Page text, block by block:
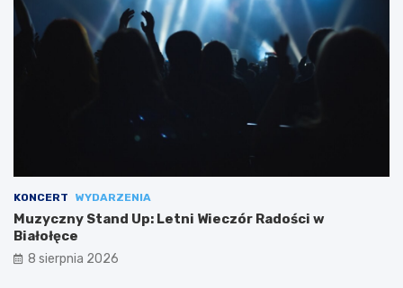
KONCERT WYDARZENIA
Muzyczny Stand Up: Letni Wieczór Radości w
Białołęce
8 sierpnia 2026